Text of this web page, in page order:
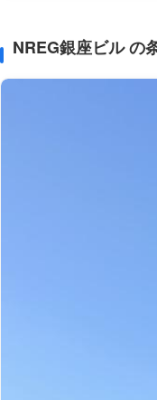
NREG銀座ビル の